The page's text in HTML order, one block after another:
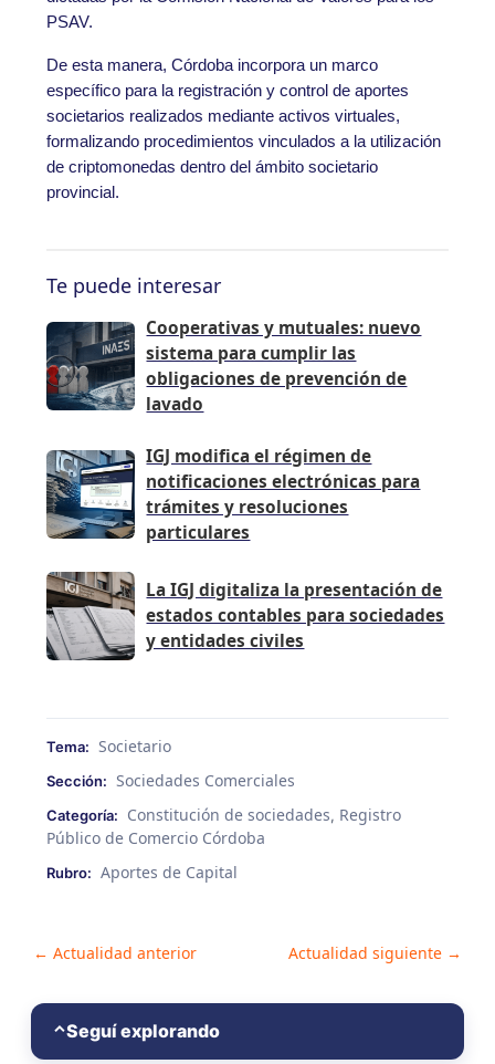
PSAV.
De esta manera, Córdoba incorpora un marco
específico para la registración y control de aportes
societarios realizados mediante activos virtuales,
formalizando procedimientos vinculados a la utilización
de criptomonedas dentro del ámbito societario
provincial.
Te puede interesar
Cooperativas y mutuales: nuevo
sistema para cumplir las
obligaciones de prevención de
lavado
IGJ modifica el régimen de
notificaciones electrónicas para
trámites y resoluciones
particulares
La IGJ digitaliza la presentación de
estados contables para sociedades
y entidades civiles
Tema: Societario
Sección: Sociedades Comerciales
Categoría: Constitución de sociedades, Registro
Público de Comercio Córdoba
Rubro: Aportes de Capital
Post
← Actualidad anterior Actualidad siguiente →
⌃Seguí explorando